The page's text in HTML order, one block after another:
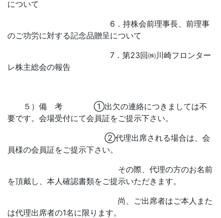
について
6．持株会前理事長、前理事
のご功労に対する記念品贈呈について
7．第23回㈱川崎フロンター
レ株主総会の報告
５）備 考 ①出欠の連絡につきましては不
要です。会場受付にて会員証をご提示下さい。
②代理出席される場合は、会
員様の会員証をご提示下さい。
その際、代理の方のお名前
を頂戴し、本人確認書類をご提示いただきます。
尚、ご出席者はご本人また
は代理出席者の1名に限ります。